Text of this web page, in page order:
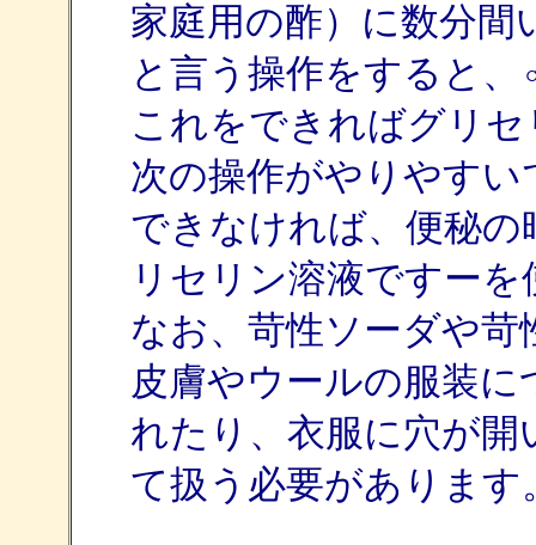
家庭用の酢）に数分
と言う操作をすると
これをできればグリ
次の操作がやりやす
できなければ、便秘
リセリン溶液ですーを
なお、苛性ソーダや
皮膚やウールの服装
れたり、衣服に穴が
て扱う必要があります